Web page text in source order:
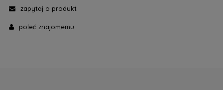
zapytaj o produkt
poleć znajomemu